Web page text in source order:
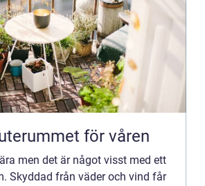
för våren
men det är något visst med ett
Skyddad från väder och vind får